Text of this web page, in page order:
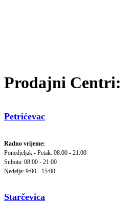
Prodajni Centri:
Petrićevac
Radno vrijeme:
Ponedjeljak - Petak: 08:00 - 21:00
Subota: 08:00 - 21:00
Nedelja: 9:00 - 15:00
Starčevica